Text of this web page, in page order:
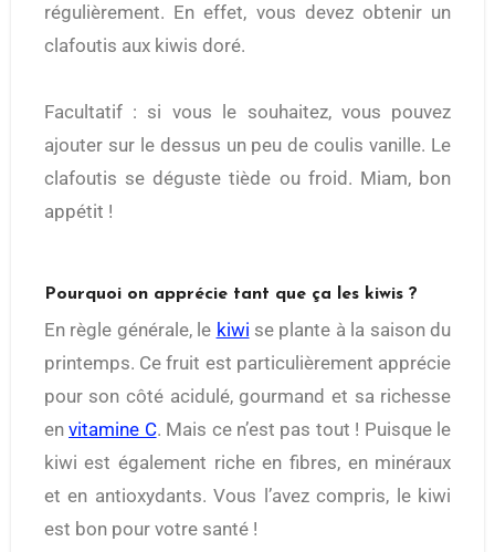
régulièrement. En effet, vous devez obtenir un
clafoutis aux kiwis doré.
Facultatif : si vous le souhaitez, vous pouvez
ajouter sur le dessus un peu de coulis vanille. Le
clafoutis se déguste tiède ou froid. Miam, bon
appétit !
Pourquoi on apprécie tant que ça les kiwis ?
En règle générale, le kiwi se plante à la saison du
printemps. Ce fruit est particulièrement apprécie
pour son côté acidulé, gourmand et sa richesse
envitamine C. Mais ce n’est pas tout ! Puisque le
kiwi est également riche en fibres, en minéraux
et en antioxydants. Vous l’avez compris, le kiwi
est bon pour votre santé !